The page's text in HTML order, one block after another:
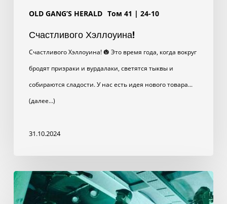
OLD GANG’S HERALD Том 41 | 24-10
Счастливого Хэллоуина!
Счастливого Хэллоуина! 🎃 Это время года, когда вокруг
бродят призраки и вурдалаки, светятся тыквы и
собираются сладости. У нас есть идея нового товара...
(далее…)
31.10.2024
05.10.2023
Дрезден